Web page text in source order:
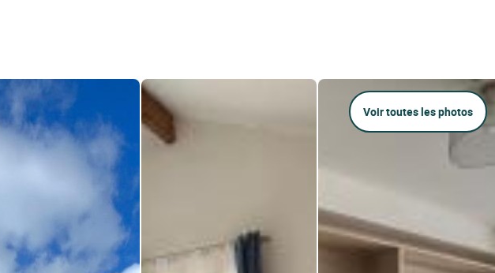
Voir toutes les photos